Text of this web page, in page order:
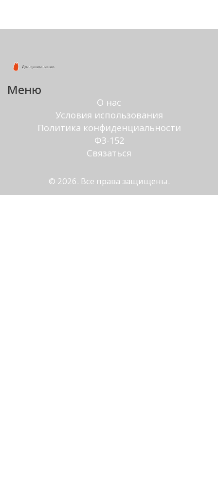
Меню
О нас
Условия использования
Политика конфиденциальности
ФЗ-152
Связаться
© 2026. Все права защищены.